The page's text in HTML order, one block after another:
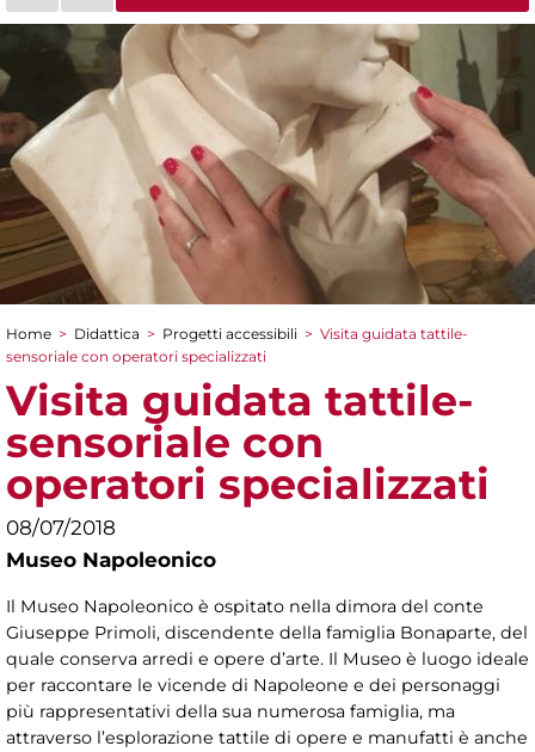
Tu sei qui
Home > Didattica > Progetti accessibili > Visita guidata tattile-
sensoriale con operatori specializzati
Visita guidata tattile-
sensoriale con
operatori specializzati
08/07/2018
Museo Napoleonico
Il Museo Napoleonico è ospitato nella dimora del conte
Giuseppe Primoli, discendente della famiglia Bonaparte, del
quale conserva arredi e opere d’arte. Il Museo è luogo ideale
per raccontare le vicende di Napoleone e dei personaggi
più rappresentativi della sua numerosa famiglia, ma
attraverso l’esplorazione tattile di opere e manufatti è anche